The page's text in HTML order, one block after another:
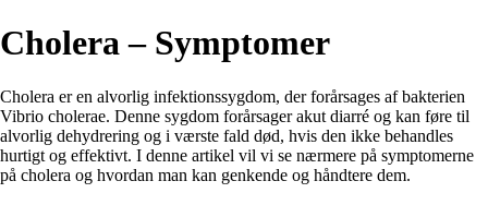
Cholera – Symptomer
Cholera er en alvorlig infektionssygdom, der forårsages af bakterien
Vibrio cholerae. Denne sygdom forårsager akut diarré og kan føre til
alvorlig dehydrering og i værste fald død, hvis den ikke behandles
hurtigt og effektivt. I denne artikel vil vi se nærmere på symptomerne
på cholera og hvordan man kan genkende og håndtere dem.